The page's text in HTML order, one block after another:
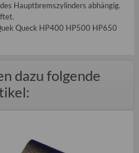
Hauptbremszylinders abhängig.
Queck HP400 HP500 HP650
dazu folgende